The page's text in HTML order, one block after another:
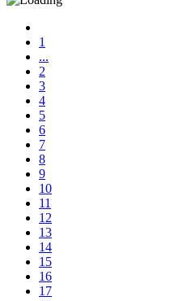
1
...
2
3
4
5
6
7
8
9
10
11
12
13
14
15
16
17